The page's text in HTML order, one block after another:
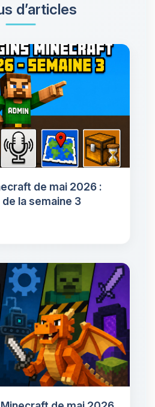
d’articles
de mai 2026 :
la semaine 3